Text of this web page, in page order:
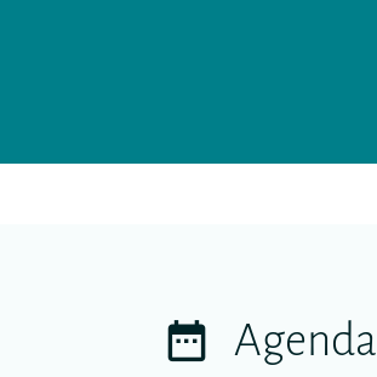
Agenda